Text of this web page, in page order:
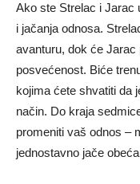
Ako ste Strelac i Jarac
i jačanja odnosa.
avanturu, dok će
posvećenost. Biće
kojima ćete shvatiti da
način. Do kraja
promeniti vaš odnos –
jednostavno jače